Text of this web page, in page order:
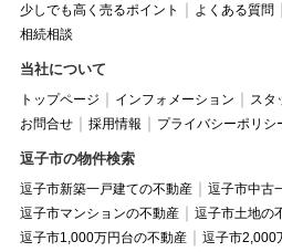
少しでも高く売るポイント
よくある質問
相続相談
当社について
トップページ インフォメーション スタ
お問合せ
採用情報 プライバシーポリシ
逗子市の物件検索
逗子市新築一戸建ての不動産
逗子市中古
逗子市マンションの不動産
逗子市土地の
逗子市1,000万円台の不動産
逗子市2,000